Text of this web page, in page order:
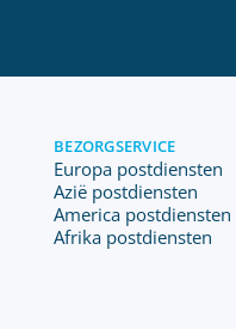
BEZORGSERVICE
Europa postdiensten
Azië postdiensten
America postdiensten
Afrika postdiensten